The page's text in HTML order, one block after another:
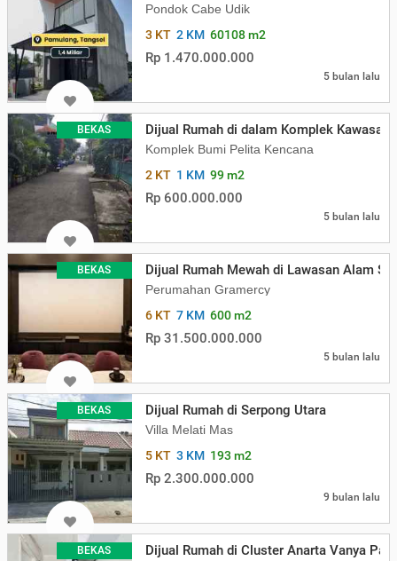
Pondok Cabe Udik
3 KT 2 KM 60108 m2
Rp 1.470.000.000
5 bulan lalu
BEKAS Dijual Rumah di dalam Komplek Kawasan
Komplek Bumi Pelita Kencana
2 KT 1 KM 99 m2
Rp 600.000.000
5 bulan lalu
BEKAS Dijual Rumah Mewah di Lawasan Alam
Perumahan Gramercy
6 KT 7 KM 600 m2
Rp 31.500.000.000
5 bulan lalu
BEKAS Dijual Rumah di Serpong Utara
Villa Melati Mas
5 KT 3 KM 193 m2
Rp 2.300.000.000
9 bulan lalu
BEKAS Dijual Rumah di Cluster Anarta Vanya Park